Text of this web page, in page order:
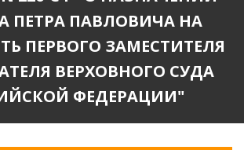
ПЕТРА ПАВЛОВИЧА НА
ПЕРВОГО ЗАМЕСТИТЕЛЯ
ВЕРХОВНОГО СУДА
ФЕДЕРАЦИИ"